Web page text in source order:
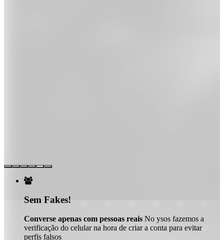

Sem Fakes!
Converse apenas com pessoas reais No ysos fazemos a
verificação do celular na hora de criar a conta para evitar
perfis falsos